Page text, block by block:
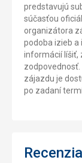
predstavujú
súčasťou
organizátora
podoba izieb a
informácií líšiť,
zájazdu je
po zadaní